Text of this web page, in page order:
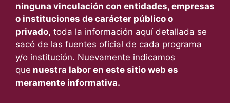
ninguna vinculación con entidades, empresas
o instituciones de carácter público o
privado, toda la información aquí detallada se
sacó de las fuentes oficial de cada programa
y/o institución. Nuevamente indicamos
que nuestra labor en este sitio web es
meramente informativa.